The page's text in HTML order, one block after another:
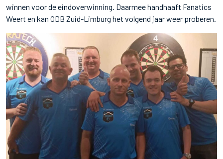
winnen voor de eindoverwinning. Daarmee handhaaft Fanatics
Weert en kan ODB Zuid-Limburg het volgend jaar weer proberen.